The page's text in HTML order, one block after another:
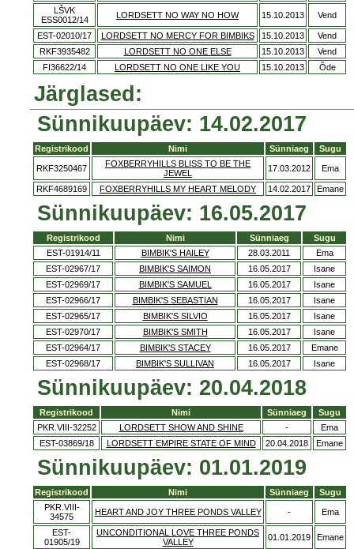
LŠVK
ESS0012/14
LORDSETT NO WAY NO HOW 15.10.2013 Vend
EST-02010/17 LORDSETT NO MERCY FOR BIMBIKS 15.10.2013
Vend
RKF3935482
LORDSETT NO ONE ELSE 15.10.2013
Vend
FI36622/14
LORDSETT NO ONE LIKE YOU 15.10.2013 Õde
Järglased:
Sünnikuupäev: 14.02.2017
Registrikood Nimi Sünniaeg Sugu
RKF3250467
FOXBERRYHILLS BLISS TO BE THE
JEWEL
17.03.2012 Ema
RKF4689169 FOXBERRYHILLS MY HEART MELODY 14.02.2017 Emane
Sünnikuupäev: 16.05.2017
Registrikood Nimi Sünniaeg
Sugu
EST-01914/11
BIMBIK'S HAILEY 28.03.2011
Ema
EST-02967/17
BIMBIK'S SAIMON 16.05.2017
Isane
EST-02969/17
BIMBIK'S SAMUEL 16.05.2017
Isane
EST-02966/17
BIMBIK'S SEBASTIAN 16.05.2017
Isane
EST-02965/17
BIMBIK'S SILVIO 16.05.2017
Isane
EST-02970/17
BIMBIK'S SMITH 16.05.2017
Isane
EST-02964/17
BIMBIK'S STACEY 16.05.2017
Emane
EST-02968/17
BIMBIK'S SULLIVAN 16.05.2017 Isane
Sünnikuupäev: 20.04.2018
Registrikood Nimi Sünniaeg
Sugu
PKR.VIII-32252
LORDSETT SHOW AND SHINE -
Ema
EST-03869/18
LORDSETT EMPIRE STATE OF MIND 20.04.2018 Emane
Sünnikuupäev: 01.01.2019
Registrikood Nimi Sünniaeg
Sugu
PKR.VIII-
34575
HEART AND JOY THREE PONDS VALLEY - Ema
EST-
01905/19
UNCONDITIONAL LOVE THREE PONDS
VALLEY
01.01.2019 Emane